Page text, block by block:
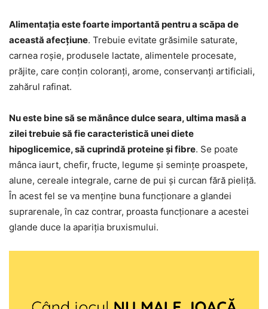
Alimentația este foarte importantă pentru a scăpa de
această afecțiune. Trebuie evitate grăsimile saturate,
carnea roșie, produsele lactate, alimentele procesate,
prăjite, care conțin coloranți, arome, conservanți artificiali,
zahărul rafinat.
Nu este bine să se mănânce dulce seara, ultima masă a
zilei trebuie să fie caracteristică unei diete
hipoglicemice, să cuprindă proteine și fibre. Se poate
mânca iaurt, chefir, fructe, legume și semințe proaspete,
alune, cereale integrale, carne de pui și curcan fără pieliță.
În acest fel se va menține buna funcționare a glandei
suprarenale, în caz contrar, proasta funcționare a acestei
glande duce la apariția bruxismului.